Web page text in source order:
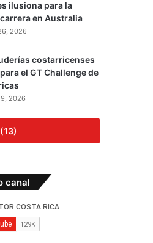
ilusiona para la
en Australia
2026
costarricenses
el GT Challenge de
2026
canal